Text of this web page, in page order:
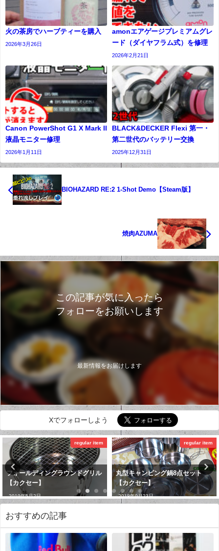
火の茶房でハーブティーを購入
2026年3月26日
amonエアゲージプレミアムグレ
ード（ダイヤフラム式）を修理
2026年2月21日
Canon PowerShot G1 X Mark II
液晶モニター修理
2026年1月11日
BLACK&DECKER Flexi 第一・
第二世代のバッテリー交換
2025年12月31日
BIOHAZARD RE:2 1-Shot Demo【Steam版】
焼肉AZUMA
この記事が気に入ったら
フォローをお願いします
最新情報をお届けします
Xでフォローしよう
regular item
丸型キャンピング鍋8点セット
【カクセー】
2018年9月23日
パソコン
PowerShot G1 X Mark
Ⅱ【Canon】
2018年3月19日
おすすめの記事